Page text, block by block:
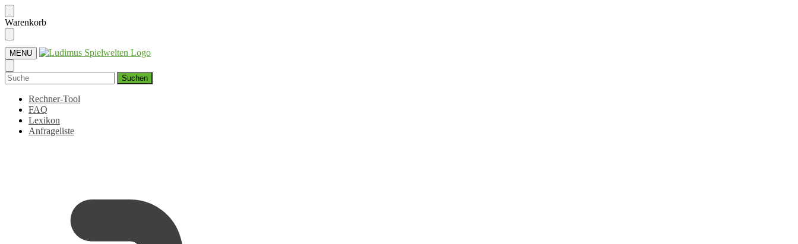
Skip
to
navigation
Skip
to
content
Warenkorb
MENU
Suchen
nach:
Rechner-Tool
FAQ
Lexikon
Anfrageliste